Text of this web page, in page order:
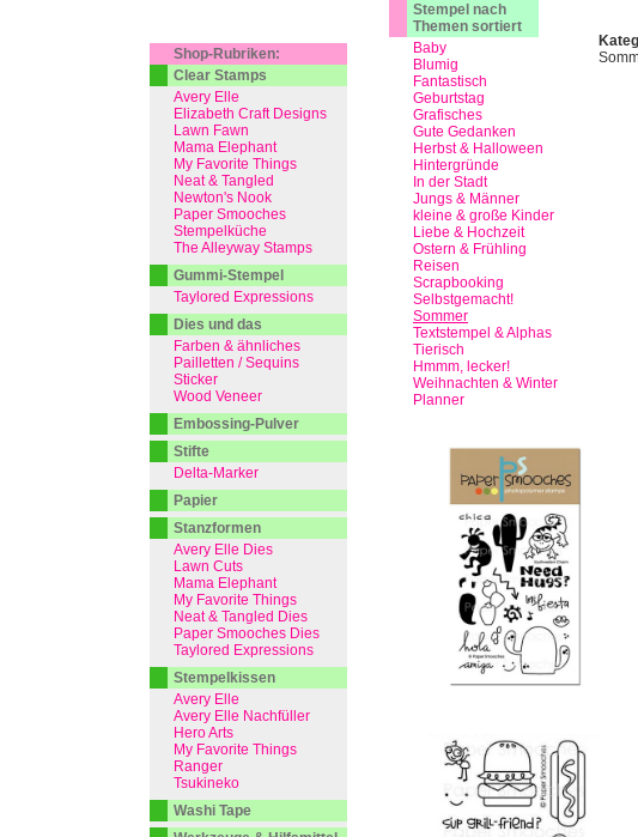
Stempel nach
Themen sortiert
Baby
Blumig
Fantastisch
Geburtstag
Grafisches
Gute Gedanken
Herbst & Halloween
Hintergründe
In der Stadt
Jungs & Männer
kleine & große Kinder
Liebe & Hochzeit
Ostern & Frühling
Reisen
Scrapbooking
Selbstgemacht!
Sommer
Textstempel & Alphas
Tierisch
Hmmm, lecker!
Weihnachten & Winter
Planner
Shop-Rubriken:
Clear Stamps
Avery Elle
Elizabeth Craft Designs
Lawn Fawn
Mama Elephant
My Favorite Things
Neat & Tangled
Newton's Nook
Paper Smooches
Stempelküche
The Alleyway Stamps
Gummi-Stempel
Taylored Expressions
Dies und das
Farben & ähnliches
Pailletten / Sequins
Sticker
Wood Veneer
Embossing-Pulver
Stifte
Delta-Marker
Papier
Stanzformen
Avery Elle Dies
Lawn Cuts
Mama Elephant
My Favorite Things
Neat & Tangled Dies
Paper Smooches Dies
Taylored Expressions
Stempelkissen
Avery Elle
Avery Elle Nachfüller
Hero Arts
My Favorite Things
Ranger
Tsukineko
Washi Tape